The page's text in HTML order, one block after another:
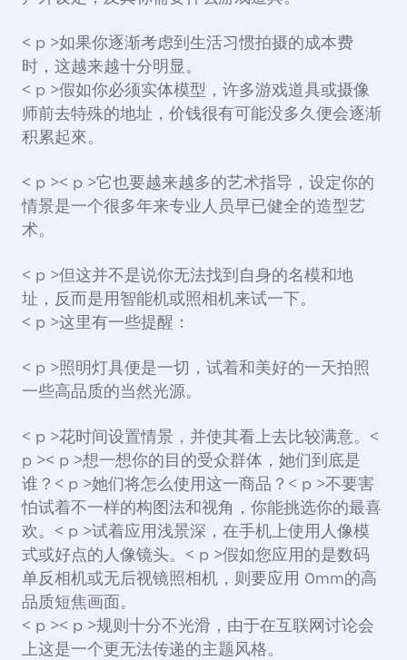
< p >如果你逐渐考虑到生活习惯拍摄的成本费
时，这越来越十分明显。
< p >假如你必须实体模型，许多游戏道具或摄像
师前去特殊的地址，价钱很有可能没多久便会逐渐
积累起來。
< p >< p >它也要越来越多的艺术指导，设定你的
情景是一个很多年来专业人员早已健全的造型艺
术。
< p >但这并不是说你无法找到自身的名模和地
址，反而是用智能机或照相机来试一下。
< p >这里有一些提醒：
< p >照明灯具便是一切，试着和美好的一天拍照
一些高品质的当然光源。
< p >花时间设置情景，并使其看上去比较满意。<
p >< p >想一想你的目的受众群体，她们到底是
谁？< p >她们将怎么使用这一商品？< p >不要害
怕试着不一样的构图法和视角，你能挑选你的最喜
欢。< p >试着应用浅景深，在手机上使用人像模
式或好点的人像镜头。< p >假如您应用的是数码
单反相机或无后视镜照相机，则要应用 0mm的高
品质短焦画面。
< p >< p >规则十分不光滑，由于在互联网讨论会
上这是一个更无法传递的主题风格。